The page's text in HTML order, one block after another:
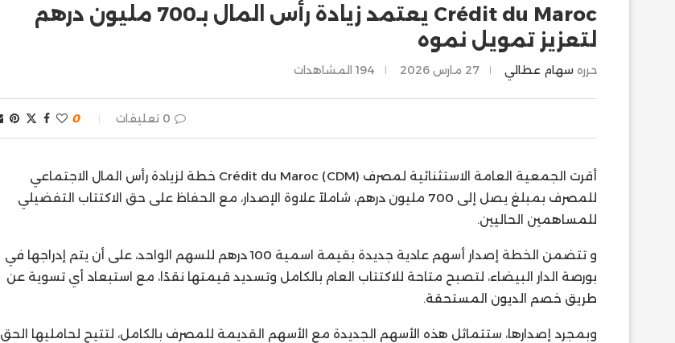
Crédit du Maroc يعتمد زيادة رأس المال بـ700 مليون درهم
لتعزيز تمويل نموه
حرره سهام عطالي 27 مارس 2026 194 المشاهدات
0 تعليقات 0
أقرت الجمعية العامة الاستثنائية لمصرف Crédit du Maroc (CDM) خطة لزيادة رأس المال الاجتماعي
للمصرف بمبلغ يصل إلى 700 مليون درهم، شاملاً علاوة الإصدار، مع الحفاظ على حق الاكتتاب التفضيلي
للمساهمين الحاليين.
و تتضمن الخطة إصدار أسهم عادية جديدة بقيمة اسمية 100 درهم للسهم الواحد، على أن يتم إدراجها في
بورصة الدار البيضاء، لتصبح متاحة للاكتتاب العام بالكامل وتسديد قيمتها نقدًا، مع استبعاد أي تسوية عن
طريق خصم الديون المستحقة.
وبمجرد إصدارها، ستتماثل هذه الأسهم الجديدة مع الأسهم القديمة للمصرف بالكامل، لتتيح لحامليها الحق